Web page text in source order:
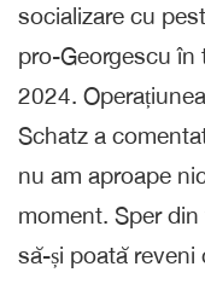
socializare cu
pro-Georgescu în
2024.
Schatz a
nu am aproape
moment. Sper
să-și poată reveni